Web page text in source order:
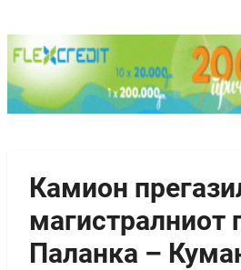
Камион
магистралниот
Паланка –